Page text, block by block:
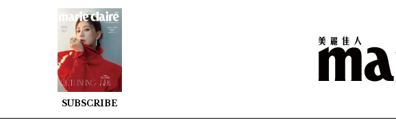
SUBSCRIBE